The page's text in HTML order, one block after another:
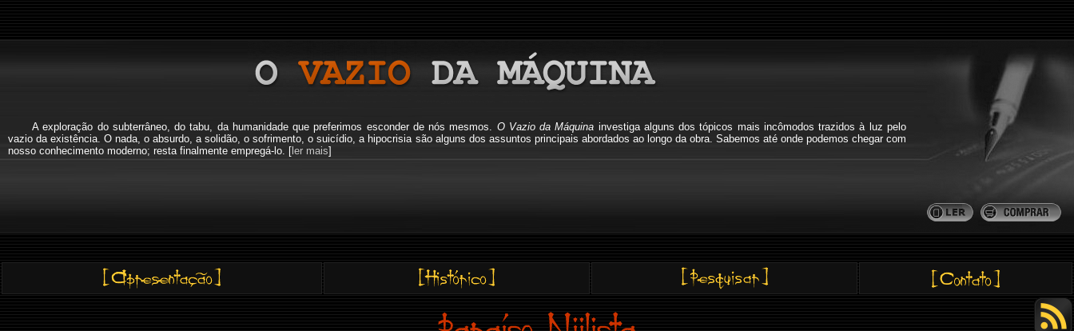
A exploração do subterrâneo, do tabu, da humanidade que preferimos esconder de nós mesmos. O Vazio da Máquina investiga alguns dos tópicos mais incômodos trazidos à luz pelo
vazio da existência. O nada, o absurdo, a solidão, o sofrimento, o suicídio, a hipocrisia são alguns dos assuntos principais abordados ao longo da obra. Sabemos até onde podemos chegar com
nosso conhecimento moderno; resta finalmente empregá-lo. [ler mais]